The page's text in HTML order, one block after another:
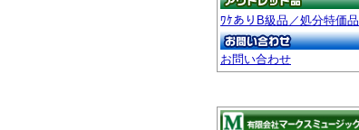
ﾜｹありB級品／処分特価品
お問い合わせ